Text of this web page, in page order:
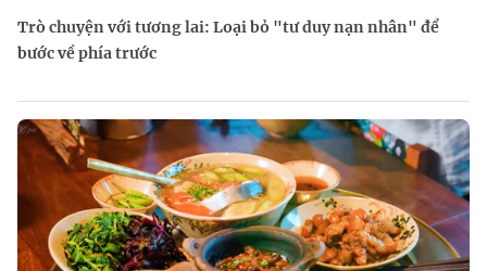
Trò chuyện với tương lai: Loại bỏ "tư duy nạn nhân" để
bước về phía trước